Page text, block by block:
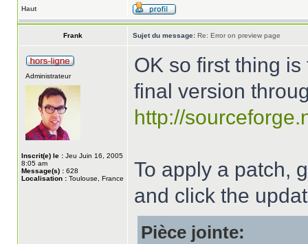
Haut
Frank Sujet du message: Re: Error on preview page
Administrateur
Inscrit(e) le : Jeu Juin 16, 2005
8:05 am
Message(s) : 628
Localisation : Toulouse, France
OK so first thing
final version
http://
To apply a patch,
and click the
Pièce jointe: